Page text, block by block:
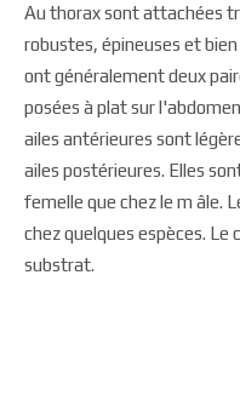
Au thorax sont attachées
robustes, épineuses et
ont généralement deux
posées à plat sur
ailes antérieures sont
ailes postérieures. Elles
femelle que chez le m âle.
chez quelques espèces. Le
substrat.